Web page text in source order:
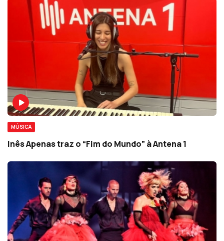
MÚSICA
Inês Apenas traz o “Fim do Mundo” à Antena 1